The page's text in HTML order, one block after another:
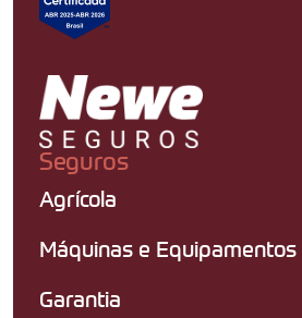
Seguros
Agrícola
Máquinas e Equipamentos
Garantia